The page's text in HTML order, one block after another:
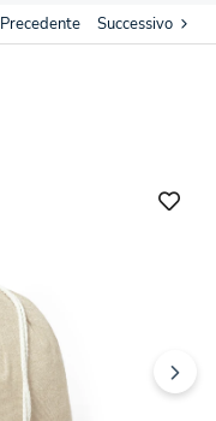
Precedente Successivo